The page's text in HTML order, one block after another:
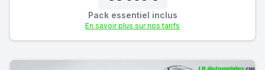
Pack essentiel inclus
En savoir plus sur nos tarifs